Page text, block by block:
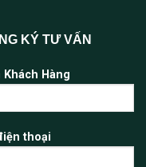
KÝ TƯ VẤN
Khách Hàng
thoại